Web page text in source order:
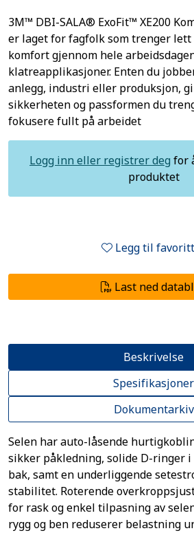
3M™ DBI-SALA® ExoFit™ XE200
er laget for fagfolk som trenger lett
komfort gjennom hele
klatreapplikasjoner. Enten du
anlegg, industri eller produksjon,
sikkerheten og passformen du
fokusere fullt på arbeidet
Logg inn eller registrer deg for
produktet
Legg til
Last ned
Beskrivelse
Spesifikasjoner
Dokumentarkiv
Selen har auto-låsende
sikker påkledning, solide D-ringer
bak, samt en underliggende
stabilitet. Roterende
for rask og enkel tilpasning av
rygg og ben reduserer belastning